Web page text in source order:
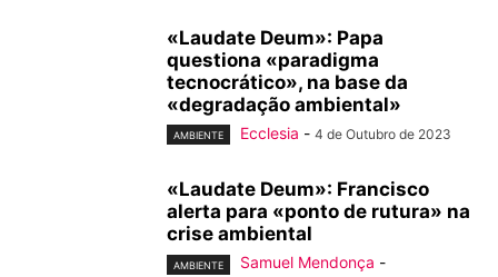
«Laudate Deum»: Papa
questiona «paradigma
tecnocrático», na base da
«degradação ambiental»
AMBIENTE Ecclesia - 4 de Outubro de 2023
«Laudate Deum»: Francisco
alerta para «ponto de rutura» na
crise ambiental
AMBIENTE Samuel Mendonça -